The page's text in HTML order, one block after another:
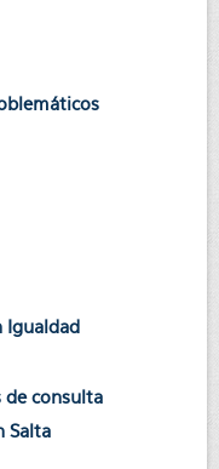
Igualdad
de consulta
Salta